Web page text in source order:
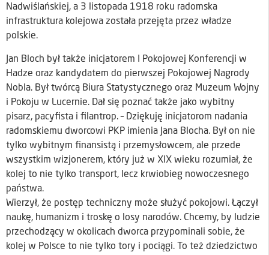
Nadwiślańskiej, a 3 listopada 1918 roku radomska
infrastruktura kolejowa została przejęta przez władze
polskie.
Jan Bloch był także inicjatorem I Pokojowej Konferencji w
Hadze oraz kandydatem do pierwszej Pokojowej Nagrody
Nobla. Był twórcą Biura Statystycznego oraz Muzeum Wojny
i Pokoju w Lucernie. Dał się poznać także jako wybitny
pisarz, pacyfista i filantrop. – Dziękuję inicjatorom nadania
radomskiemu dworcowi PKP imienia Jana Blocha. Był on nie
tylko wybitnym finansistą i przemysłowcem, ale przede
wszystkim wizjonerem, który już w XIX wieku rozumiał, że
kolej to nie tylko transport, lecz krwiobieg nowoczesnego
państwa.
Wierzył, że postęp techniczny może służyć pokojowi. Łączył
naukę, humanizm i troskę o losy narodów. Chcemy, by ludzie
przechodzący w okolicach dworca przypominali sobie, że
kolej w Polsce to nie tylko tory i pociągi. To też dziedzictwo